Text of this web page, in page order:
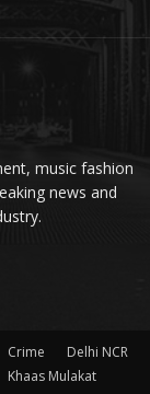
music fashion
news and
Crime Delhi NCR
Khaas Mulakat